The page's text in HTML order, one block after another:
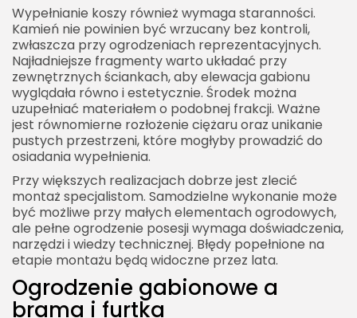
Wypełnianie koszy również wymaga staranności.
Kamień nie powinien być wrzucany bez kontroli,
zwłaszcza przy ogrodzeniach reprezentacyjnych.
Najładniejsze fragmenty warto układać przy
zewnętrznych ściankach, aby elewacja gabionu
wyglądała równo i estetycznie. Środek można
uzupełniać materiałem o podobnej frakcji. Ważne
jest równomierne rozłożenie ciężaru oraz unikanie
pustych przestrzeni, które mogłyby prowadzić do
osiadania wypełnienia.
Przy większych realizacjach dobrze jest zlecić
montaż specjalistom. Samodzielne wykonanie może
być możliwe przy małych elementach ogrodowych,
ale pełne ogrodzenie posesji wymaga doświadczenia,
narzędzi i wiedzy technicznej. Błędy popełnione na
etapie montażu będą widoczne przez lata.
Ogrodzenie gabionowe a
brama i furtka